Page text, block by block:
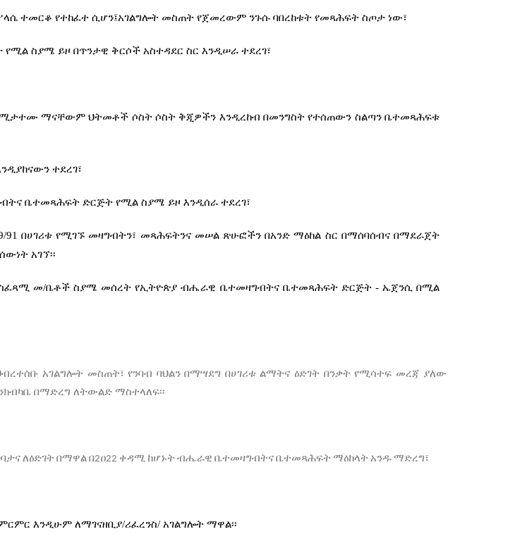
ተመርቆ የተከፈተ ሲሆን፤አገልግሎት መስጠት የጀመረውም ንጉሱ ባበረከቱት የመጻሕፍት ስጦታ ነው፣
ስያሜ ይዞ በጥንታዊ ቅርሶች አስተዳደር ስር እንዲሠራ ተደረገ፣
ከሚታተሙ ማናቸውም ህትመቶች ሶስት ሶስት ቅጂዎችን እንዲረከብ በመንግስት የተሰጠውን ስልጣን ቤተመጻሕፍቱ
ተደረገ፣
ቤተመጻሕፍት ድርጅት የሚል ስያሜ ይዞ እንዲሰራ ተደረገ፣
በሀገሪቱ የሚገኙ መዛግብትን፣ መጻሕፍትንና መሠል ጽሁፎችን በአንድ ማዕከል ስር በማሰባሰብና በማደራጀት
አገኘ፡፡
መ/ቤቶች ስያሜ መሰረት የኢትዮጵያ ብሔራዊ ቤተመዛግብትና ቤተመጻሕፍት ድርጅት - ኤጀንሲ በሚል
አገልግሎት መስጠት፣ የንባብ ባህልን በማሣደግ በሀገሪቱ ልማትና ዕድገት በንቃት የሚሳተፍ መረጃ ያለው
በማድረግ ለትውልድ ማስተላለፍ፡፡
ለዕድገትበማዋልበ2ዐ22 ቀዳሚ ከሆኑትብሔራዊ ቤተመዛግብትናቤተመጻሕፍትማዕከላት አንዱማድረግ፣
እንዲሁም ለማገናዘቢያ/ሪፈረንስ/ አገልግሎት ማዋል፡፡